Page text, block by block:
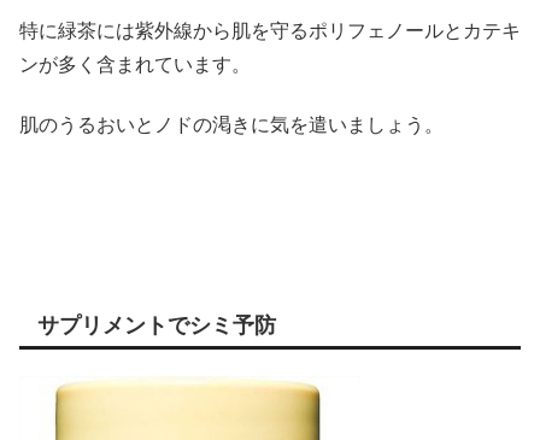
特に緑茶には紫外線から肌を守るポリフェノールとカテキ
ンが多く含まれています。
肌のうるおいとノドの渇きに気を遣いましょう。
サプリメントでシミ予防